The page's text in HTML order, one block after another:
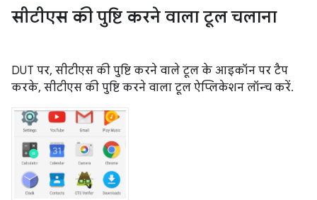
सीटीएस की पुष्टि करने वाला टूल चलाना
DUT पर, सीटीएस की पुष्टि करने वाले टूल के आइकॉन पर टैप
करके, सीटीएस की पुष्टि करने वाला टूल ऐप्लिकेशन लॉन्च करें.